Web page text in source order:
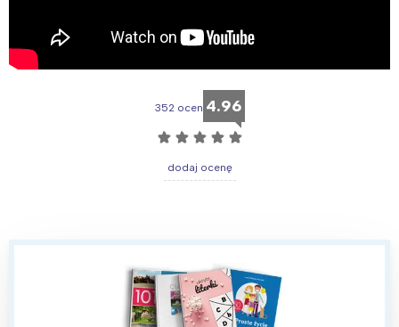
352 ocen 4.96
☆ ☆ ☆ ☆ ☆
dodaj ocenę